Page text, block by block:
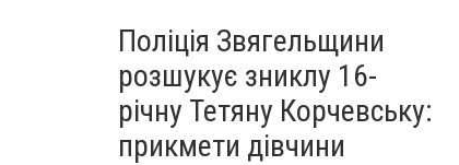
Поліція Звягельщини
розшукує зниклу 16-
річну Тетяну Корчевську:
прикмети дівчини